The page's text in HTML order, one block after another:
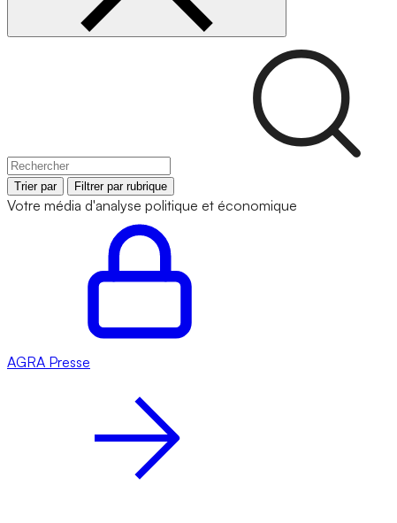
Trier par Filtrer par rubrique
Votre média d'analyse politique et économique
AGRA Presse